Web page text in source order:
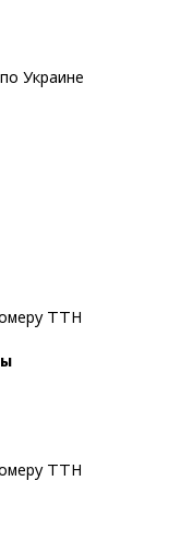
Украине
ТТН
ТТН